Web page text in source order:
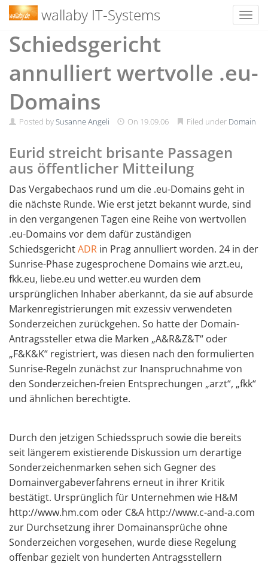
Skip
wallaby IT-Systems
Schiedsgericht
annulliert wertvolle .eu-
Domains
Posted bySusanne Angeli On 19.09.06 Filed under Domain
Eurid streicht brisante Passagen
aus öffentlicher Mitteilung
Das Vergabechaos rund um die .eu-Domains geht in
die nächste Runde. Wie erst jetzt bekannt wurde, sind
in den vergangenen Tagen eine Reihe von wertvollen
.eu-Domains vor dem dafür zuständigen
SchiedsgerichtADR in Prag annulliert worden. 24 in der
Sunrise-Phase zugesprochene Domains wie arzt.eu,
fkk.eu, liebe.eu und wetter.eu wurden dem
ursprünglichen Inhaber aberkannt, da sie auf absurde
Markenregistrierungen mit exzessiv verwendeten
Sonderzeichen zurückgehen. So hatte der Domain-
Antragssteller etwa die Marken „A&R&Z&T“ oder
„F&K&K“ registriert, was diesen nach den formulierten
Sunrise-Regeln zunächst zur Inanspruchnahme von
den Sonderzeichen-freien Entsprechungen „arzt“, „fkk“
und ähnlichen berechtigte.
Durch den jetzigen Schiedsspruch sowie die bereits
seit längerem existierende Diskussion um derartige
Sonderzeichenmarken sehen sich Gegner des
Domainvergabeverfahrens erneut in ihrer Kritik
bestätigt. Ursprünglich für Unternehmen wie H&M
http://www.hm.com oder C&A http://www.c-and-a.com
zur Durchsetzung ihrer Domainansprüche ohne
Sonderzeichen vorgesehen, wurde diese Regelung
offenbar gezielt von hunderten Antragsstellern